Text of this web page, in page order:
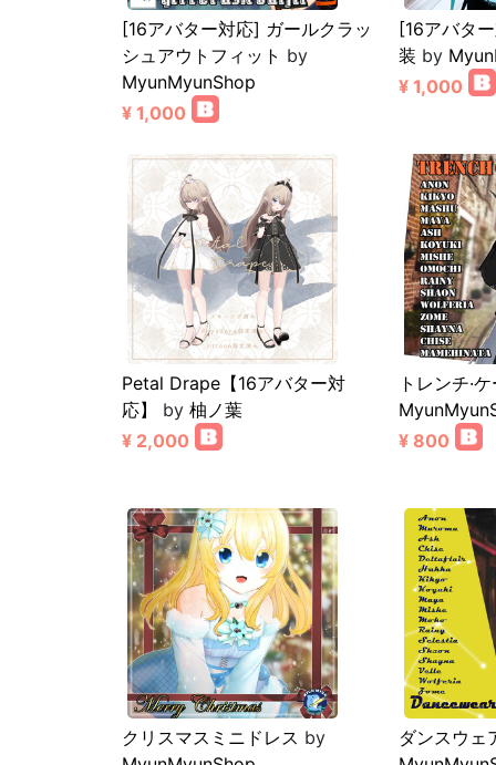
[16アバター対応] ガールクラッ
シュアウトフィット by
MyunMyunShop
¥ 1,000
[16アバタ
装 by
¥ 1,000
Petal Drape【16アバター対
応】
by 柚ノ葉
¥ 2,000
トレンチ·
¥ 800
クリスマスミニドレス by
ダンスウェ